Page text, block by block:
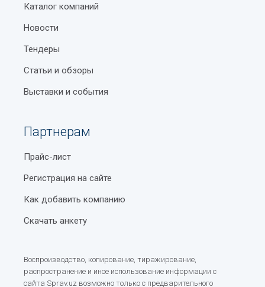
Каталог компаний
Новости
Тендеры
Статьи и обзоры
Выставки и события
Партнерам
Прайс-лист
Регистрация на сайте
Как добавить компанию
Скачать анкету
Воспроизводство, копирование, тиражирование,
распространение и иное использование информации с
сайта Sprav.uz возможно только с предварительного